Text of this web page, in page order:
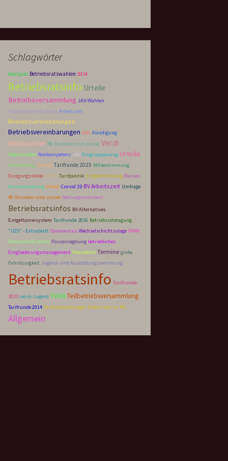
Schlagwörter
NotSanG Betriebsratswahlen BEM
Betriebsratsinfo Urteile
Betriebsversammlung JAV-Wahlen
Arbeitnehmerhaftung Arbeitszeit
Betriebsvereinbarungen
Betriebsvereinbarungen BAG Kündigung
Notfallsanitäter 48 Stunden sind zuviel Ver.di
Überstunden Notkompetenz JAV Eingruppierung Urteile
Fortbildung Urlaub Tarifrunde 2025 Mitbestimmung
Einigungsstelle NKTW Tarifpolitik Entgeltordnung Pausen
Annahmeverzug Urteil Corvid 19 BV Arbeitszeit Umfrage
48 Stunden sind zuviel Rettungsassistent
Betriebsratsinfos BV Alternatives
Entgeltanreisystem Tarifrunde 2016 Betriebsrätetagung
"U25" - Extrablatt Coronavirus Wechselschichtzulage PSNV
Bereitschaftszeiten Pausenregelung betriebliches
Eingliederungsmanagement Feierabend Termine grobe
Fahrlässigkeit Jugend- und Ausbildungsvertretung
Betriebsratsinfo Tarifrunde
2023 ver.di-Jugend TVöD Teilbetriebsversammlung
Tarifrunde 2014 Tarifverhandlungen Arbeitszeit im RD
Allgemein